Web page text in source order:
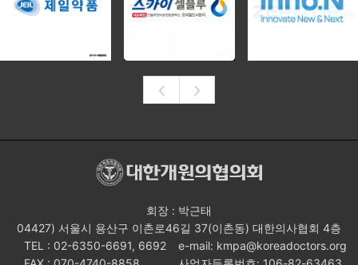
회장 : 박근태
04427) 서울시 용산구 이촌로46길 37(이촌동) 대한의사협회 4층
TEL : 02-6350-6691, 6692
e-mail: kmpa@koreadoctors.org